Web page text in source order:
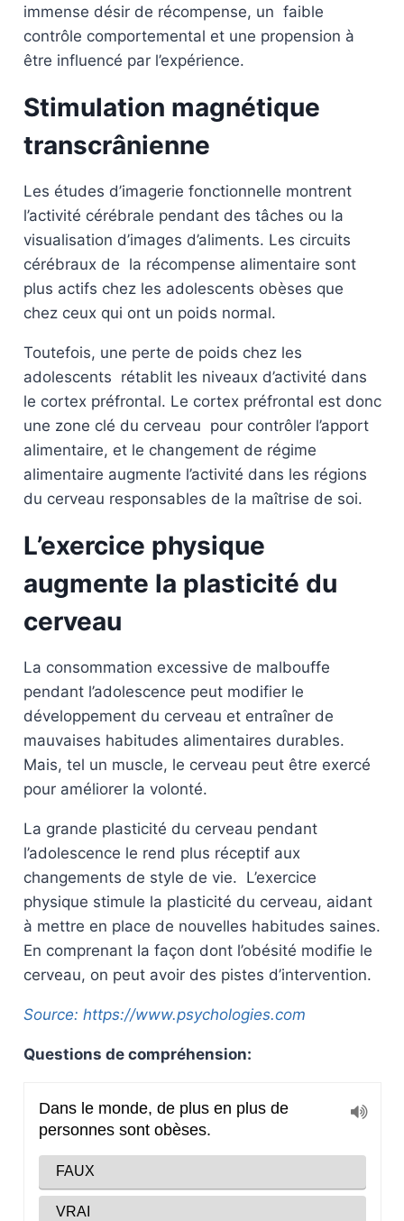
immense désir de récompense, un faible
contrôle comportemental et une propension à
être influencé par l’expérience.
Stimulation magnétique
transcrânienne
Les études d’imagerie fonctionnelle montrent
l’activité cérébrale pendant des tâches ou la
visualisation d’images d’aliments. Les circuits
cérébraux de la récompense alimentaire sont
plus actifs chez les adolescents obèses que
chez ceux qui ont un poids normal.
Toutefois, une perte de poids chez les
adolescents rétablit les niveaux d’activité dans
le cortex préfrontal. Le cortex préfrontal est donc
une zone clé du cerveau pour contrôler l’apport
alimentaire, et le changement de régime
alimentaire augmente l’activité dans les régions
du cerveau responsables de la maîtrise de soi.
L’exercice physique
augmente la plasticité du
cerveau
La consommation excessive de malbouffe
pendant l’adolescence peut modifier le
développement du cerveau et entraîner de
mauvaises habitudes alimentaires durables.
Mais, tel un muscle, le cerveau peut être exercé
pour améliorer la volonté.
La grande plasticité du cerveau pendant
l’adolescence le rend plus réceptif aux
changements de style de vie. L’exercice
physique stimule la plasticité du cerveau, aidant
à mettre en place de nouvelles habitudes saines.
En comprenant la façon dont l’obésité modifie le
cerveau, on peut avoir des pistes d’intervention.
Source: https://www.psychologies.com
Questions de compréhension: